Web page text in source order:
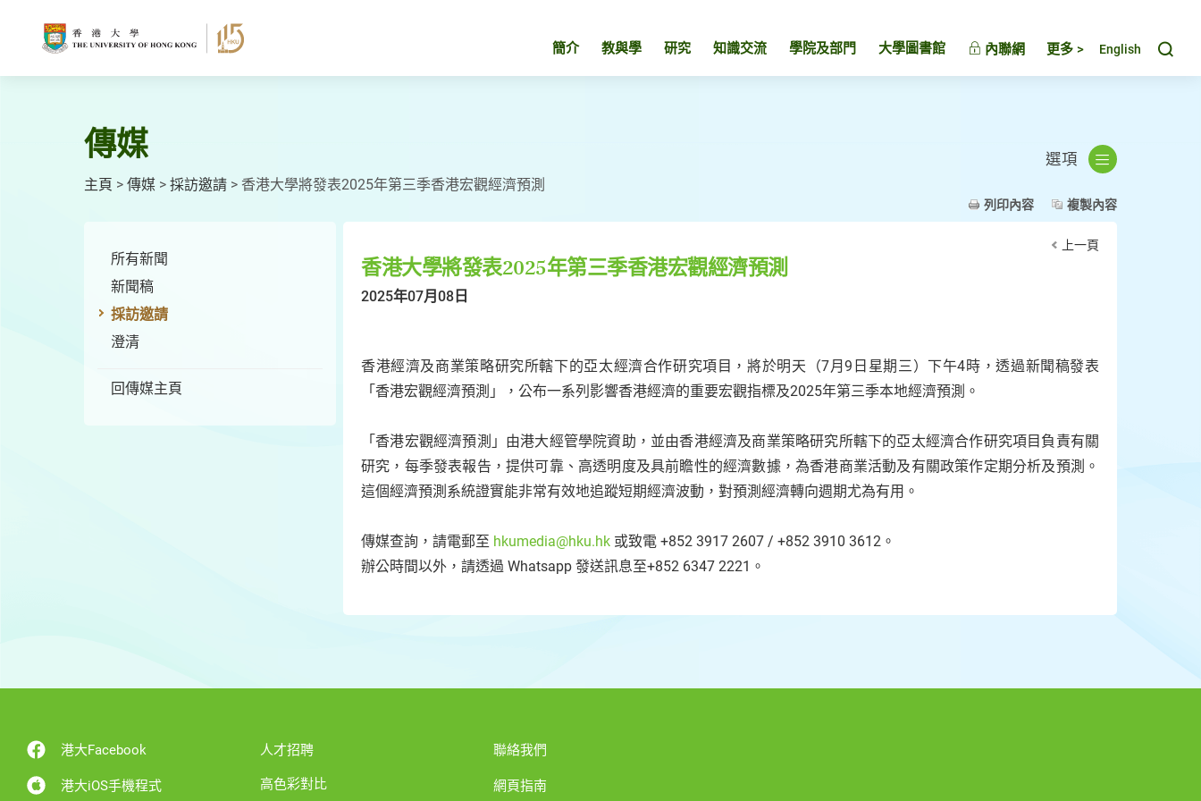
簡介 教與學 研究 知識交流 學院及部門 大學圖書館 內聯網 更多 > English
傳媒
主頁 > 傳媒 > 採訪邀請 > 香港大學將發表2025年第三季香港宏觀經濟預測
選項
列印內容 複製內容
所有新聞
新聞稿
採訪邀請
澄清
回傳媒主頁
上一頁
香港大學將發表2025年第三季香港宏觀經濟預測
2025年07月08日
香港經濟及商業策略研究所轄下的亞太經濟合作研究項目，將於明天（7月9日星期三）下午4時，透過新聞稿發表
「香港宏觀經濟預測」，公布一系列影響香港經濟的重要宏觀指標及2025年第三季本地經濟預測。
「香港宏觀經濟預測」由港大經管學院資助，並由香港經濟及商業策略研究所轄下的亞太經濟合作研究項目負責有關
研究，每季發表報告，提供可靠、高透明度及具前瞻性的經濟數據，為香港商業活動及有關政策作定期分析及預測。
這個經濟預測系統證實能非常有效地追蹤短期經濟波動，對預測經濟轉向週期尤為有用。
傳媒查詢，請電郵至 hkumedia@hku.hk 或致電 +852 3917 2607 / +852 3910 3612。
辦公時間以外，請透過 Whatsapp 發送訊息至+852 6347 2221。
港大Facebook
港大iOS手機程式
人才招聘
高色彩對比
聯絡我們
網頁指南